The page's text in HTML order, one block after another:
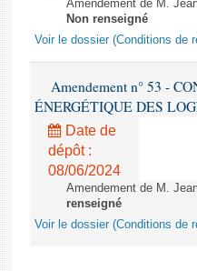
Amendement de M.
Non renseigné
Voir le dossier (Conditions de
Amendement n° 53 -
ÉNERGÉTIQUE DES
Date de
dépôt :
08/06/2024
Amendement de M.
renseigné
Voir le dossier (Conditions de